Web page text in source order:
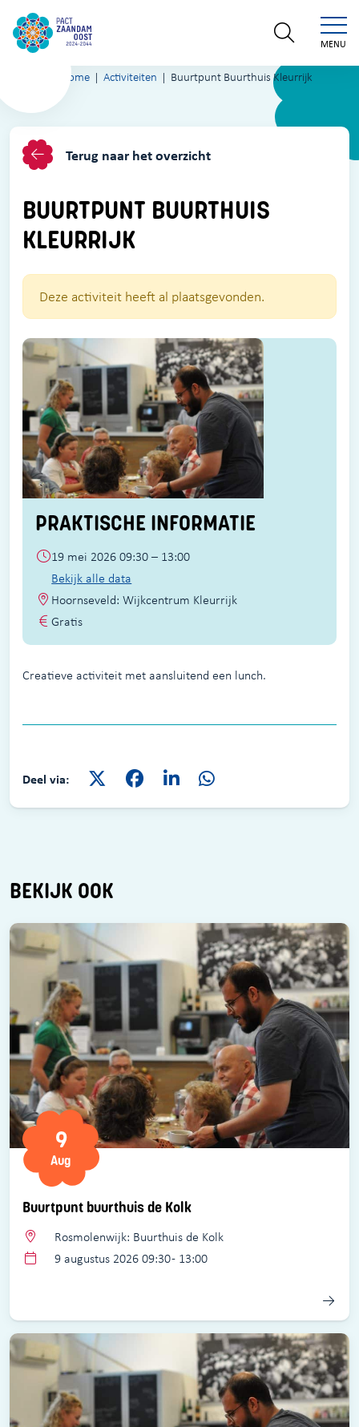
MENU
Home Activiteiten Buurtpunt Buurthuis Kleurrijk
Terug naar het overzicht
BUURTPUNT BUURTHUIS
KLEURRIJK
Deze activiteit heeft al plaatsgevonden.
PRAKTISCHE INFORMATIE
19 mei 2026 09:30 – 13:00
Bekijk alle data
Hoornseveld: Wijkcentrum Kleurrijk
Gratis
Creatieve activiteit met aansluitend een lunch.
Deel via:
BEKIJK OOK
Buurtpunt buurthuis de Kolk
9
Aug
Rosmolenwijk: Buurthuis de Kolk
9 augustus 2026 09:30 - 13:00